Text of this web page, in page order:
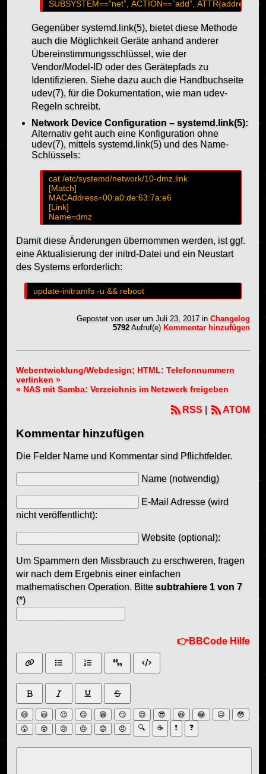
Gegenüber systemd.link(5), bietet diese Methode
auch die Möglichkeit Geräte anhand anderer
Übereinstimmungsschlüssel, wie der
Vendor/Model-ID oder des Gerätepfads zu
Identifizieren. Siehe dazu auch die Handbuchseite
udev(7), für die Dokumentation, wie man udev-
Regeln schreibt.
Network Device Configuration – systemd.link(5):
Alternativ geht auch eine Konfiguration ohne
udev(7), mittels systemd.link(5) und des Name-
Schlüssels:
cat /etc/systemd/network/10-dmz.link
[Match]
MACAddress=00:a0:de:63:7a:e6
[Link]
Name=dmz
Damit diese Änderungen übernommen werden, ist ggf.
eine Aktualisierung der initrd-Datei und ein Neustart
des Systems erforderlich:
Gepostet vonuserum Juli 23, 2017inChangelog
5792 Aufruf(e) Kommentar hinzufügen
Webentwicklung/Webdesign; HTML: Telefonnummern
verlinken »
« NAS mit Samba: Verzeichnis im Netzwerk freigeben
RSS ATOM
Kommentar hinzufügen
Die Felder Name und Kommentar sind Pflichtfelder.
Name (notwendig)
E-Mail Adresse (wird
nicht veröffentlicht):
Website (optional):
Um Spammern den Missbrauch zu erschweren, fragen
wir nach dem Ergebnis einer einfachen
mathematischen Operation. Bitte subtrahiere 1 von 7
(*)
BBCode Hilfe
😄 😃 😉 😊 😁 😏 😍 😎 😆 😂 😐
😳
😮
😵 😢 😣 😟 😠 🔍 ☕ ❗ ❓